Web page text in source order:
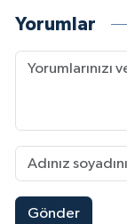
Yorumlar
Gönder